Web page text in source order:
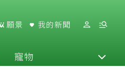
願景 我的新聞
寵物